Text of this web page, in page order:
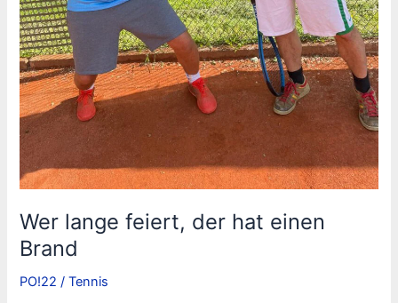
Wer lange feiert, der hat einen
Brand
PO!22 /Tennis